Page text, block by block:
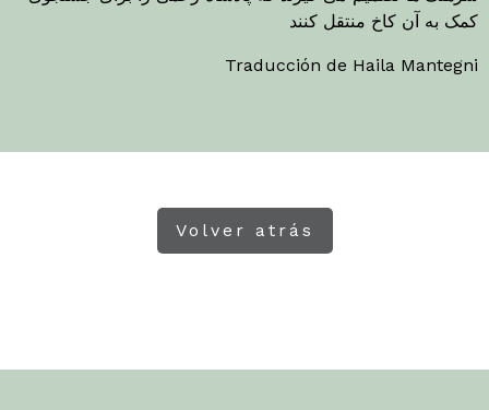
کمک به آن کاخ منتقل کنند
Traducción de Haila Mantegni
Volver atrás